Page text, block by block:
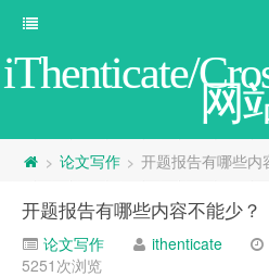
iThenticate/
网
> 论文写作 > 开题报告有哪些内
开题报告有哪些内容不能少？
论文写作 ithenticate
5251次浏览